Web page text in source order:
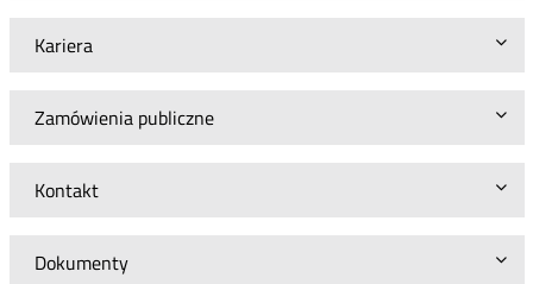
Kariera
Zamówienia publiczne
Kontakt
Dokumenty